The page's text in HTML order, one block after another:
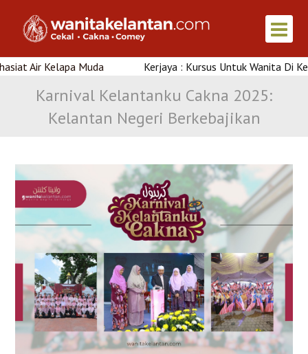
Muda Kerjaya : Kursus Untuk Wanita Di Kelantan
Karnival Kelantanku Cakna 2025:
Kelantan Negeri Berkebajikan